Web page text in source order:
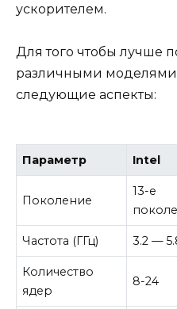
ускорителем.
Для того чтобы лучше
различными моделями,
следующие аспекты:
Параметр Intel
Поколение
13-е
Частота (ГГц) 3.2 —
Количество
ядер
8-24